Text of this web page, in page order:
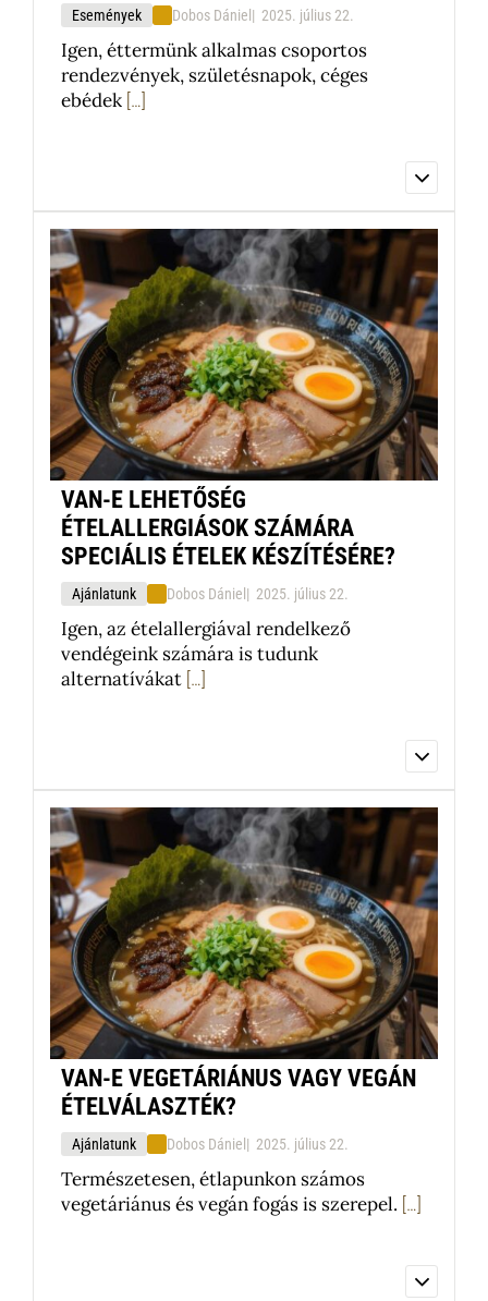
Események Dobos Dániel 2025. július 22.
Igen, éttermünk alkalmas csoportos
rendezvények, születésnapok, céges
ebédek […]
Igen, éttermünk alkalmas csoportos
rendezvények, születésnapok, céges
ebédek vagy vacsorák lebonyolítására.
Kérjük, vegye fel velünk a kapcsolatot,
hogy egyedi ajánlatot készíthessünk
Önnek.
Tovább olvasom
VAN-E LEHETŐSÉG
ÉTELALLERGIÁSOK SZÁMÁRA
SPECIÁLIS ÉTELEK KÉSZÍTÉSÉRE?
Ajánlatunk Dobos Dániel 2025. július 22.
Igen, az ételallergiával rendelkező
vendégeink számára is tudunk
alternatívákat […]
Igen, az ételallergiával rendelkező
vendégeink számára is tudunk
alternatívákat kínálni. Kérjük,
foglaláskor vagy a rendelés leadásakor
tájékoztassa személyzetünket az
allergiájáról, hogy megfelelő ételeket
tudjunk ajánlani vagy elkészíteni.
Tovább olvasom
VAN-E VEGETÁRIÁNUS VAGY VEGÁN
ÉTELVÁLASZTÉK?
Ajánlatunk Dobos Dániel 2025. július 22.
Természetesen, étlapunkon számos
vegetáriánus és vegán fogás is szerepel. […]